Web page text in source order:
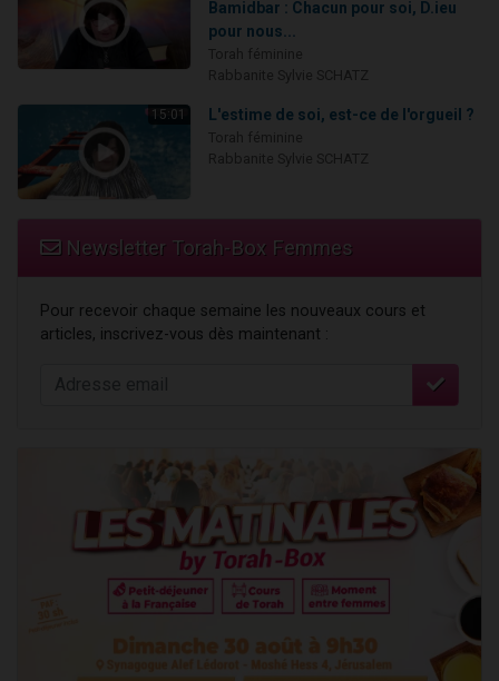
Bamidbar : Chacun pour soi, D.ieu
pour nous...
15:01 L'estime de soi, est-ce de l'orgueil ?
Newsletter Torah-Box Femmes
Pour recevoir chaque semaine les nouveaux cours et
articles, inscrivez-vous dès maintenant :